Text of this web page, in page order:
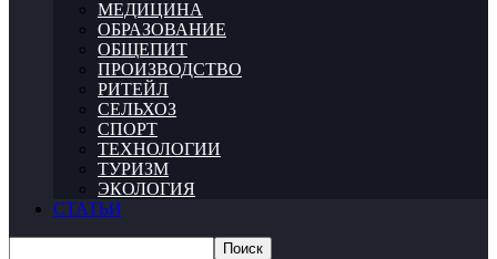
МЕДИЦИНА
ОБРАЗОВАНИЕ
ОБЩЕПИТ
ПРОИЗВОДСТВО
РИТЕЙЛ
СЕЛЬХОЗ
СПОРТ
ТЕХНОЛОГИИ
ТУРИЗМ
ЭКОЛОГИЯ
СТАТЬИ